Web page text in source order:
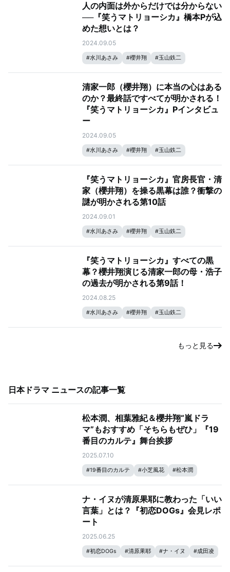
人の内面は外からだけでは分からない
──『笑うマトリョーシカ』橋本Pが込
めた想いとは？
2024.09.05
#水川あさみ #櫻井翔 #玉山鉄二
清家一郎（櫻井翔）に本当の心はある
のか？最終話ですべてが明かされる！
『笑うマトリョーシカ』Pインタビュ
ー
2024.09.05
#水川あさみ #櫻井翔 #玉山鉄二
『笑うマトリョーシカ』官房長官・清
家（櫻井翔）を操る黒幕は誰？衝撃の
謎が明かされる第10話
2024.09.01
#水川あさみ #櫻井翔 #玉山鉄二
『笑うマトリョーシカ』すべての黒
幕？櫻井翔演じる清家一郎の母・浩子
の過去が明かされる第9話！
2024.08.25
#水川あさみ #櫻井翔 #玉山鉄二
もっと見る
日本ドラマ ニュースの記事一覧
松本潤、相葉雅紀＆櫻井翔“嵐ドラ
マ”もおすすめ「そちらもぜひ」『19
番目のカルテ』舞台挨拶
2025.07.10
#19番目のカルテ #小芝風花 #松本潤
ナ・イヌが清原果耶に教わった「いい
言葉」とは？『初恋DOGs』会見レポ
ート
2025.06.25
#初恋DOGs #清原果耶 #ナ・イヌ #成田凌